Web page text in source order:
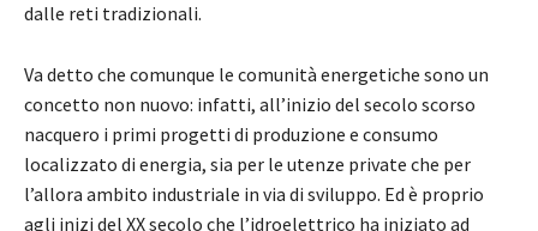
dalle reti tradizionali.
Va detto che comunque le comunità energetiche sono un
concetto non nuovo: infatti, all’inizio del secolo scorso
nacquero i primi progetti di produzione e consumo
localizzato di energia, sia per le utenze private che per
l’allora ambito industriale in via di sviluppo. Ed è proprio
agli inizi del XX secolo che l’idroelettrico ha iniziato ad